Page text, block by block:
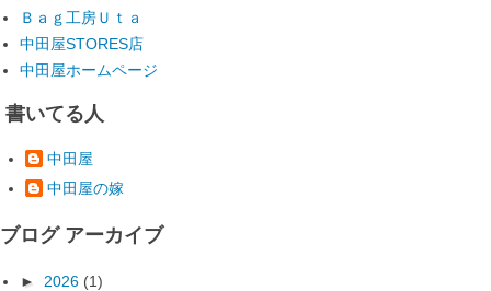
Ｂａｇ工房Ｕｔａ
中田屋STORES店
中田屋ホームページ
書いてる人
中田屋
中田屋の嫁
ブログ アーカイブ
► 2026 (1)